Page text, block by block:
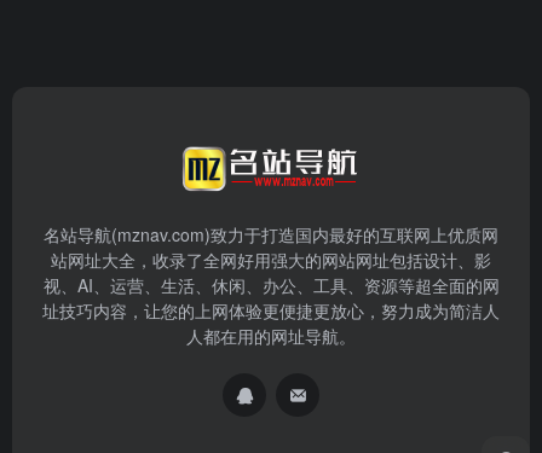
名站导航(mznav.com)致力于打造国内最好的互联网上优质网
站网址大全，收录了全网好用强大的网站网址包括设计、影
视、AI、运营、生活、休闲、办公、工具、资源等超全面的网
址技巧内容，让您的上网体验更便捷更放心，努力成为简洁人
人都在用的网址导航。